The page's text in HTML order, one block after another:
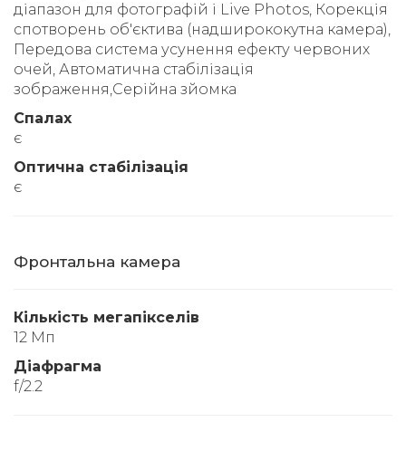
діапазон для фотографій і Live Photos, Корекція
спотворень об'єктива (надширококутна камера),
Передова система усунення ефекту червоних
очей, Автоматична стабілізація
зображення,Серійна зйомка
Спалах
є
Оптична стабілізація
є
Фронтальна камера
Кількість мегапікселів
12 Мп
Діафрагма
f/2.2